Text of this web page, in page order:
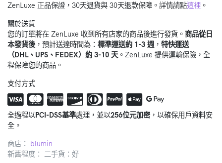
ZenLuxe 正品保證，30天退貨與 30天退款保障。詳情請點這裡 。
關於送貨
您的訂單將在 ZenLuxe 收到所有店家的商品後進行發貨。 商品從日
本發貨後，預計送達時間為： 標準運送約 1-3 週 ， 特快運送
（DHL、UPS、FEDEX）約 3-10 天 。ZenLuxe 提供運輸保險，全
程保障您的商品。
支付方式
全過程以PCI-DSS基準處理，並以256位元加密，以確保用戶資料安
全。
商店： blumin
新舊程度： 二手貨：好